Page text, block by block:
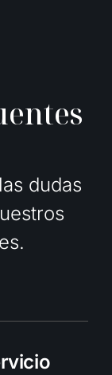
entes
dudas